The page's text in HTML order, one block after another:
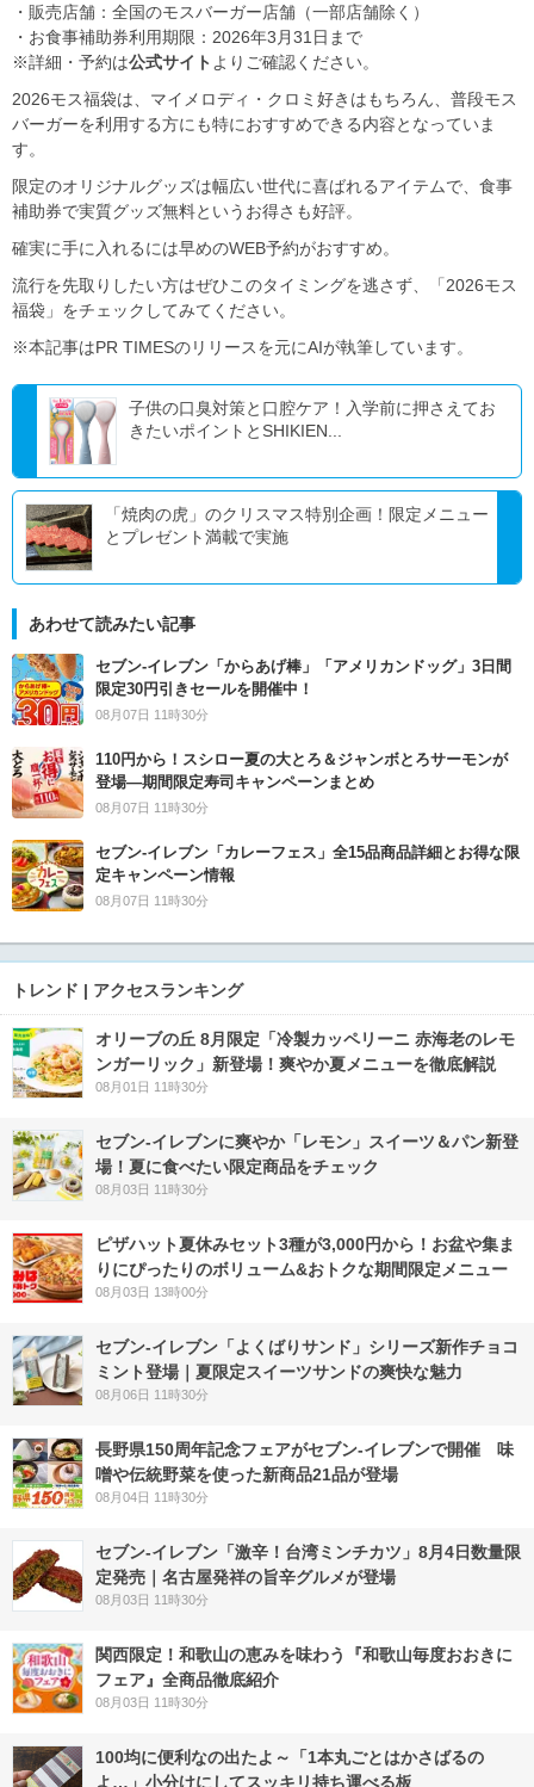
・販売店舗：全国のモスバーガー店舗（一部店舗除く）
・お食事補助券利用期限：2026年3月31日まで
※詳細・予約は公式サイト よりご確認ください。
2026モス福袋は、マイメロディ・クロミ好きはもちろん、普段モス
バーガーを利用する方にも特におすすめできる内容となっていま
す。
限定のオリジナルグッズは幅広い世代に喜ばれるアイテムで、食事
補助券で実質グッズ無料というお得さも好評。
確実に手に入れるには早めのWEB予約がおすすめ。
流行を先取りしたい方はぜひこのタイミングを逃さず、「2026モス
福袋」をチェックしてみてください。
※本記事はPR TIMESのリリースを元にAIが執筆しています。
子供の口臭対策と口腔ケア！入学前に押さえてお
きたいポイントとSHIKIEN...
「焼肉の虎」のクリスマス特別企画！限定メニュー
とプレゼント満載で実施
あわせて読みたい記事
セブン‐イレブン「からあげ棒」「アメリカンドッグ」3日間
限定30円引きセールを開催中！
08月07日 11時30分
110円から！スシロー夏の大とろ＆ジャンボとろサーモンが
登場―期間限定寿司キャンペーンまとめ
08月07日 11時30分
セブン‐イレブン「カレーフェス」全15品商品詳細とお得な限
定キャンペーン情報
08月07日 11時30分
トレンド | アクセスランキング
オリーブの丘 8月限定「冷製カッペリーニ 赤海老のレモ
ンガーリック」新登場！爽やか夏メニューを徹底解説
08月01日 11時30分
セブン‐イレブンに爽やか「レモン」スイーツ＆パン新登
場！夏に食べたい限定商品をチェック
08月03日 11時30分
ピザハット夏休みセット3種が3,000円から！お盆や集ま
りにぴったりのボリューム&おトクな期間限定メニュー
08月03日 13時00分
セブン‐イレブン「よくばりサンド」シリーズ新作チョコ
ミント登場｜夏限定スイーツサンドの爽快な魅力
08月06日 11時30分
長野県150周年記念フェアがセブン-イレブンで開催 味
噌や伝統野菜を使った新商品21品が登場
08月04日 11時30分
セブン-イレブン「激辛！台湾ミンチカツ」8月4日数量限
定発売｜名古屋発祥の旨辛グルメが登場
08月03日 11時30分
関西限定！和歌山の恵みを味わう『和歌山毎度おおきに
フェア』全商品徹底紹介
08月03日 11時30分
100均に便利なの出たよ～「1本丸ごとはかさばるの
よ…」小分けにしてスッキリ持ち運べる板